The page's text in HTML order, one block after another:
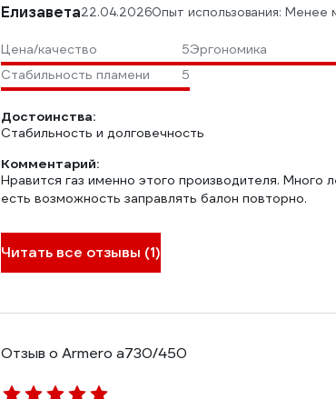
Елизавета22.04.2026Опыт использования: Менее
Цена/качество 5Эргономика
Стабильность пламени
5
Достоинства:
Стабильность и долговечность
Комментарий:
Нравится газ именно этого производителя. Много
есть возможность заправлять балон повторно.
Читать все отзывы (1)
Отзыв о Armero a730/450